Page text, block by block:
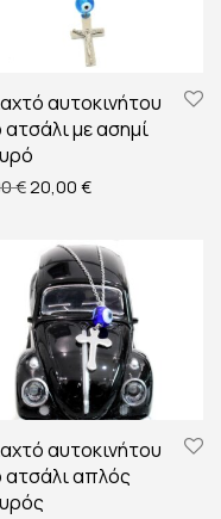
18,00 €.
αυτοκινήτου
με ασημί
€ Original price was:
20,00 €Η τρέχουσα
αυτοκινήτου
απλός